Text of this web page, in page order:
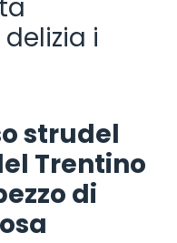
i
strudel
Trentino
di